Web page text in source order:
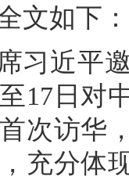
文如下：
习近平
17日对
次访华
充分体